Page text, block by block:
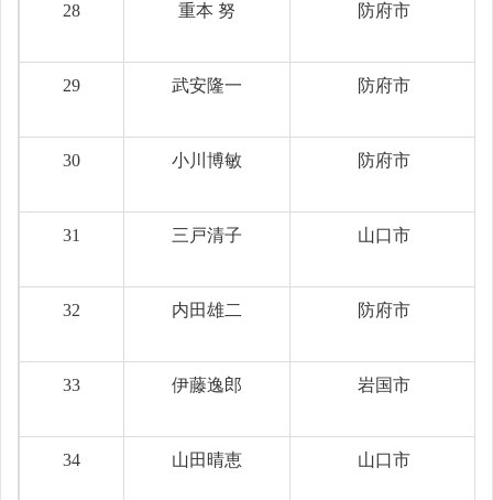
28 重本 努 防府市
29 武安隆一 防府市
30 小川博敏 防府市
31 三戸清子 山口市
32 内田雄二 防府市
33 伊藤逸郎 岩国市
34 山田晴恵 山口市